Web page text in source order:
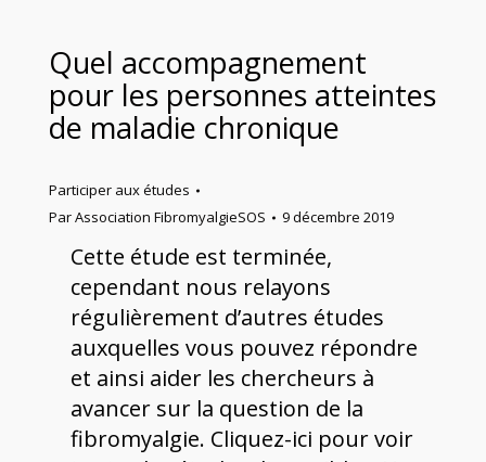
Quel accompagnement
pour les personnes atteintes
de maladie chronique
Participer aux études
ParAssociation FibromyalgieSOS 9 décembre 2019
Cette étude est terminée,
cependant nous relayons
régulièrement d’autres études
auxquelles vous pouvez répondre
et ainsi aider les chercheurs à
avancer sur la question de la
fibromyalgie. Cliquez-ici pour voir